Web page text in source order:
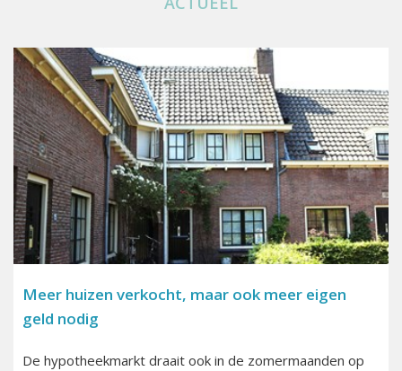
Meer huizen verkocht, maar ook meer eigen
geld nodig
De hypotheekmarkt draait ook in de zomermaanden op